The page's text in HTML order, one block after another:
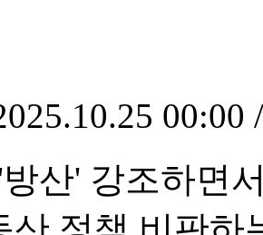
00:00
산' 강조하면